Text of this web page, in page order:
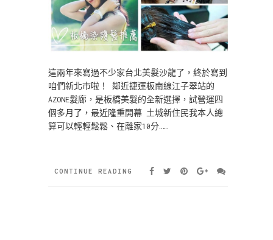
這兩年來寫過不少家台北美髮沙龍了，終於寫到
咱們新北市啦！ 鄰近捷運板南線江子翠站的
AZONE髮廊，是板橋美髮的全新選擇，試營運四
個多月了，最近隆重開幕 土城新住民我本人總
算可以輕輕鬆鬆、在離家10分……
CONTINUE READING